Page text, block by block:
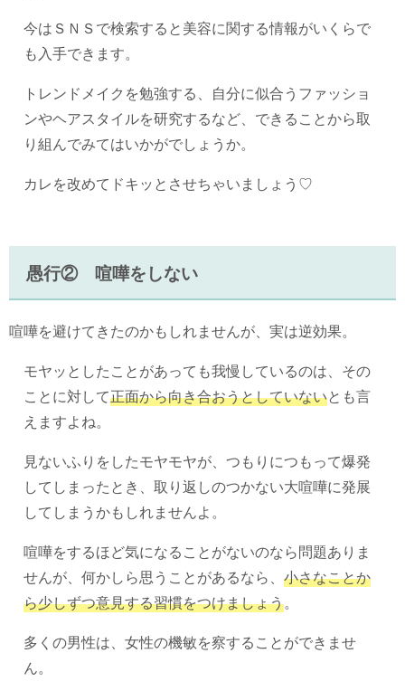
今はＳＮＳで検索すると美容に関する情報がいくらで
も入手できます。
トレンドメイクを勉強する、自分に似合うファッショ
ンやヘアスタイルを研究するなど、できることから取
り組んでみてはいかがでしょうか。
カレを改めてドキッとさせちゃいましょう♡
愚行② 喧嘩をしない
喧嘩を避けてきたのかもしれませんが、実は逆効果。
モヤッとしたことがあっても我慢しているのは、その
ことに対して正面から向き合おうとしていないとも言
えますよね。
見ないふりをしたモヤモヤが、つもりにつもって爆発
してしまったとき、取り返しのつかない大喧嘩に発展
してしまうかもしれませんよ。
喧嘩をするほど気になることがないのなら問題ありま
せんが、何かしら思うことがあるなら、 小さなことか
ら少しずつ意見する習慣をつけましょう。
多くの男性は、女性の機敏を察することができませ
ん。